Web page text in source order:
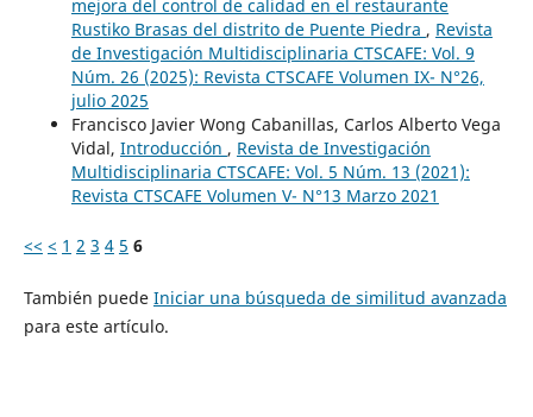
mejora del control de calidad en el restaurante
Rustiko Brasas del distrito de Puente Piedra , Revista
de Investigación Multidisciplinaria CTSCAFE: Vol. 9
Núm. 26 (2025): Revista CTSCAFE Volumen IX- N°26,
julio 2025
Francisco Javier Wong Cabanillas, Carlos Alberto Vega
Vidal, Introducción , Revista de Investigación
Multidisciplinaria CTSCAFE: Vol. 5 Núm. 13 (2021):
Revista CTSCAFE Volumen V- N°13 Marzo 2021
<< < 1 2 3 4 5 6
También puede Iniciar una búsqueda de similitud avanzada
para este artículo.